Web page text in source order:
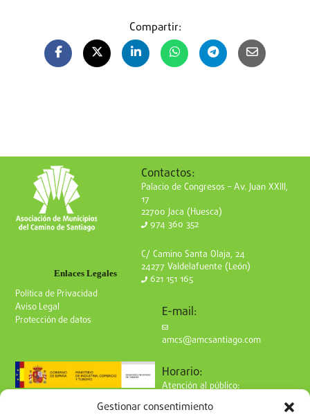
Gestionar consentimiento
Compartir:
Enlaces Legales
Política de Privacidad
Aviso Legal
Protección de datos
Contactos:
Palacio de Congresos – Av. Juan XXIII,
17
22700 Jaca (Huesca)
974 360 352
C/ Camino Santa Olaja, 24
24277 Valdelafuente (León)
621 151 165
E-mail:
amcs@amcsantiago.com
Horario:
Atención al público:
de 9 a 15h